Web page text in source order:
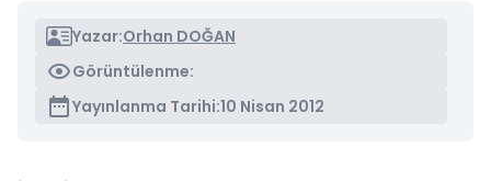
Yazar:Orhan DOĞAN
Görüntülenme:
Yayınlanma Tarihi:10 Nisan 2012